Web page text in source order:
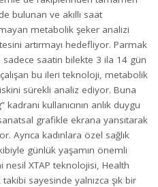
bulunan ve akıllı saat
metabolik şeker analizi
artırmayı hedefliyor. Parmak
saatin bilekte 3 ila 14 gün
bu ileri teknoloji, metabolik
sürekli analiz ediyor. Buna
kullanıcının anlık duygu
grafikle ekrana yansıtarak
Ayrıca kadınlara özel sağlık
günlük yaşamın önemli
nesil XTAP teknolojisi, Health
sayesinde yalnızca şık bir